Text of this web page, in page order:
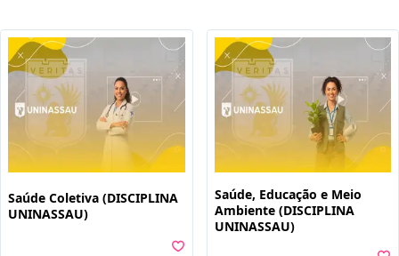
Saúde Coletiva (DISCIPLINA
UNINASSAU)
Saúde, Educação e Meio
Ambiente (DISCIPLINA
UNINASSAU)